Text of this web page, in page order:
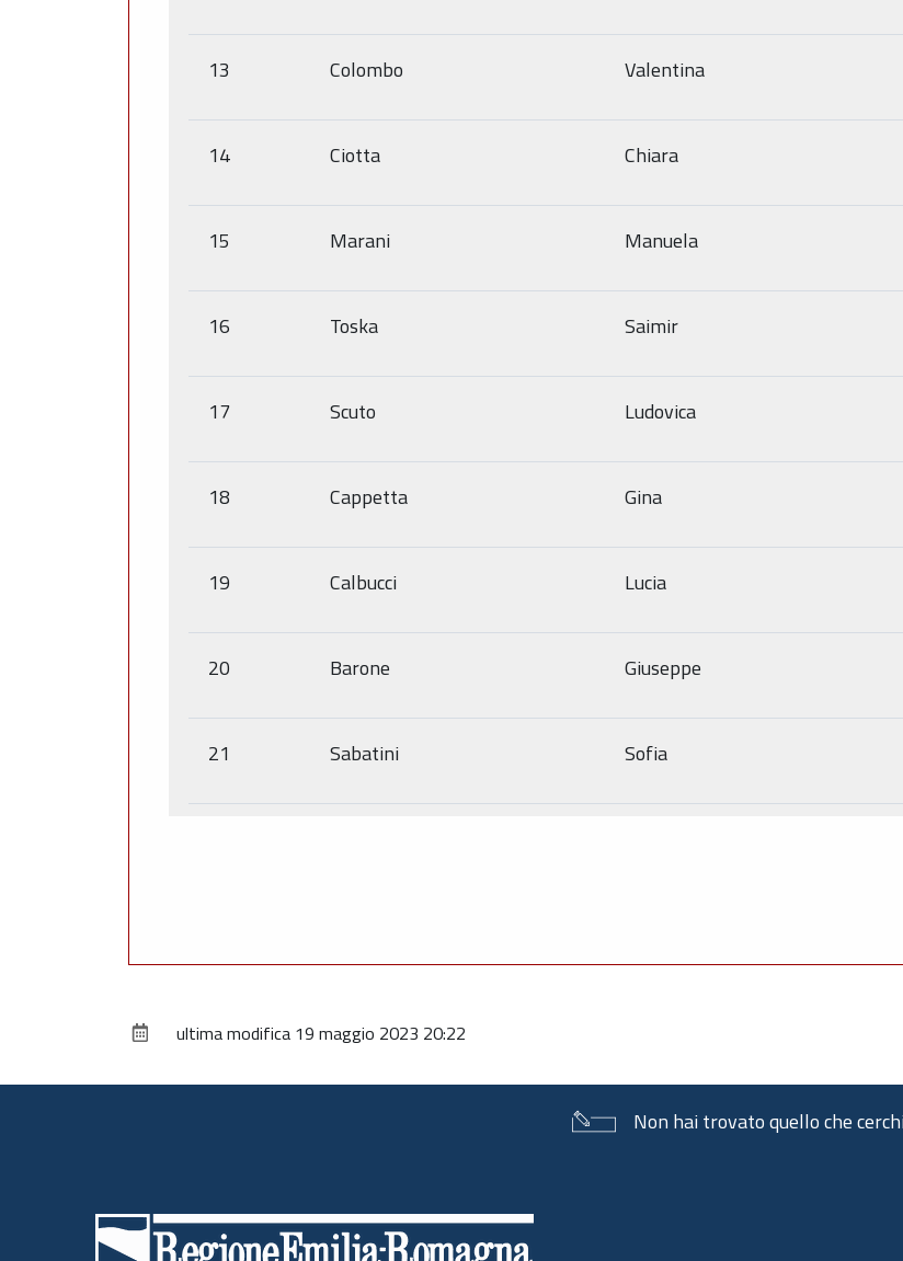
13 Colombo Valentina
14 Ciotta Chiara
15 Marani Manuela
16 Toska Saimir
17 Scuto Ludovica
18 Cappetta Gina
19 Calbucci Lucia
20 Barone Giuseppe
21 Sabatini Sofia
ultima modifica 19 maggio 2023 20:22
Non hai trovato quello che